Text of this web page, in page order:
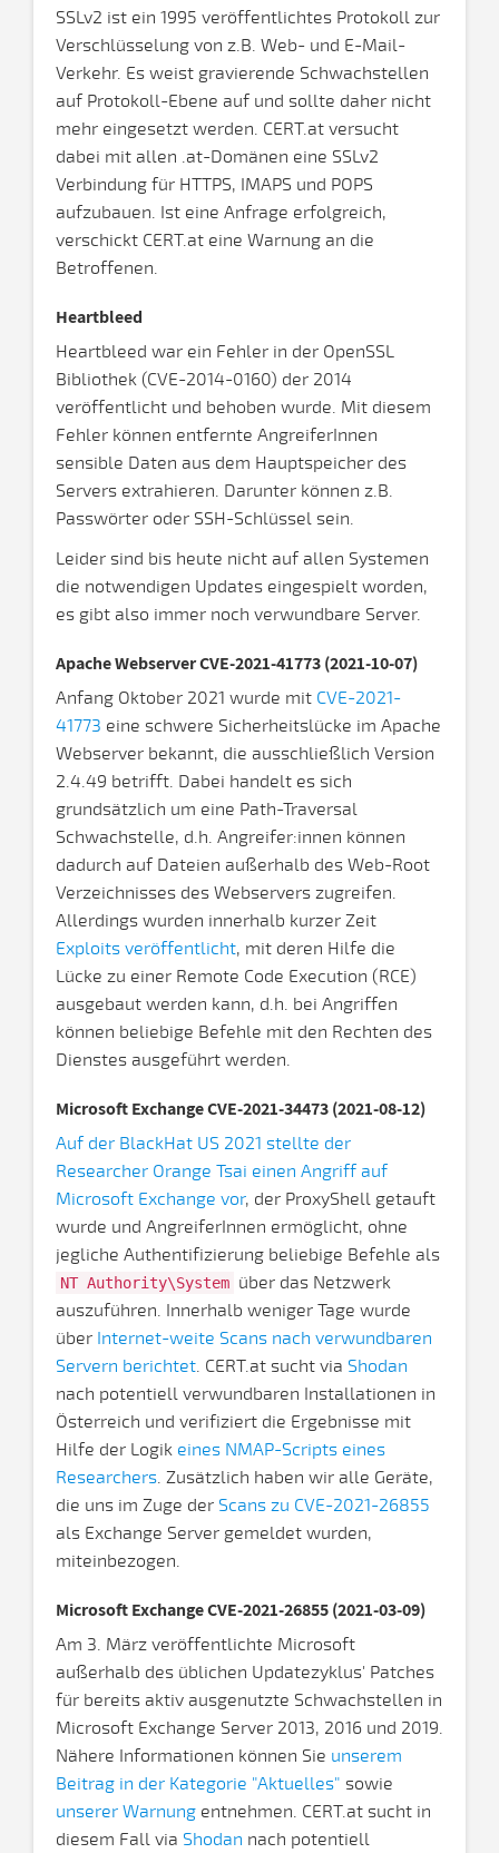
SSLv2 ist ein 1995 veröffentlichtes Protokoll zur
Verschlüsselung von z.B. Web- und E-Mail-
Verkehr. Es weist gravierende Schwachstellen
auf Protokoll-Ebene auf und sollte daher nicht
mehr eingesetzt werden. CERT.at versucht
dabei mit allen .at-Domänen eine SSLv2
Verbindung für HTTPS, IMAPS und POPS
aufzubauen. Ist eine Anfrage erfolgreich,
verschickt CERT.at eine Warnung an die
Betroffenen.
Heartbleed
Heartbleed war ein Fehler in der OpenSSL
Bibliothek (CVE-2014-0160) der 2014
veröffentlicht und behoben wurde. Mit diesem
Fehler können entfernte AngreiferInnen
sensible Daten aus dem Hauptspeicher des
Servers extrahieren. Darunter können z.B.
Passwörter oder SSH-Schlüssel sein.
Leider sind bis heute nicht auf allen Systemen
die notwendigen Updates eingespielt worden,
es gibt also immer noch verwundbare Server.
Apache Webserver CVE-2021-41773 (2021-10-07)
Anfang Oktober 2021 wurde mit CVE-2021-
41773 eine schwere Sicherheitslücke im Apache
Webserver bekannt, die ausschließlich Version
2.4.49 betrifft. Dabei handelt es sich
grundsätzlich um eine Path-Traversal
Schwachstelle, d.h. Angreifer:innen können
dadurch auf Dateien außerhalb des Web-Root
Verzeichnisses des Webservers zugreifen.
Allerdings wurden innerhalb kurzer Zeit
Exploits veröffentlicht, mit deren Hilfe die
Lücke zu einer Remote Code Execution (RCE)
ausgebaut werden kann, d.h. bei Angriffen
können beliebige Befehle mit den Rechten des
Dienstes ausgeführt werden.
Microsoft Exchange CVE-2021-34473 (2021-08-12)
Auf der BlackHat US 2021 stellte der
Researcher Orange Tsai einen Angriff auf
Microsoft Exchange vor, der ProxyShell getauft
wurde und AngreiferInnen ermöglicht, ohne
jegliche Authentifizierung beliebige Befehle als
NT Authority\System über das Netzwerk
auszuführen. Innerhalb weniger Tage wurde
über Internet-weite Scans nach verwundbaren
Servern berichtet. CERT.at sucht via Shodan
nach potentiell verwundbaren Installationen in
Österreich und verifiziert die Ergebnisse mit
Hilfe der Logik eines NMAP-Scripts eines
Researchers. Zusätzlich haben wir alle Geräte,
die uns im Zuge der Scans zu CVE-2021-26855
als Exchange Server gemeldet wurden,
miteinbezogen.
Microsoft Exchange CVE-2021-26855 (2021-03-09)
Am 3. März veröffentlichte Microsoft
außerhalb des üblichen Updatezyklus' Patches
für bereits aktiv ausgenutzte Schwachstellen in
Microsoft Exchange Server 2013, 2016 und 2019.
Nähere Informationen können Sie unserem
Beitrag in der Kategorie "Aktuelles" sowie
unserer Warnung entnehmen. CERT.at sucht in
diesem Fall via Shodan nach potentiell